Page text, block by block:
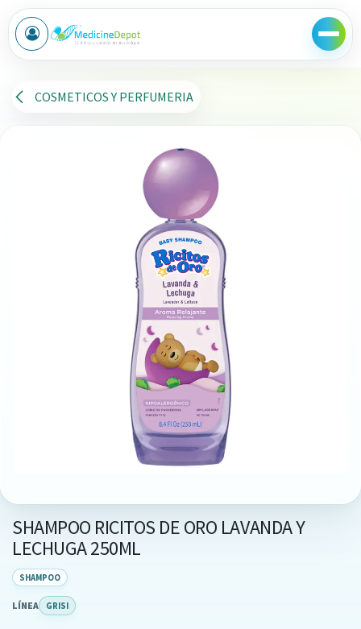
Ir al contenido
COSMETICOS Y PERFUMERIA
SHAMPOO RICITOS DE ORO LAVANDA Y
LECHUGA 250ML
SHAMPOO
LÍNEA GRISI